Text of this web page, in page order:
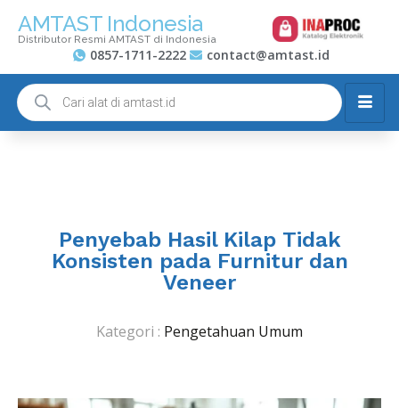
AMTAST Indonesia
Distributor Resmi AMTAST di Indonesia
0857-1711-2222 contact@amtast.id
Penyebab Hasil Kilap Tidak
Konsisten pada Furnitur dan
Veneer
Kategori : Pengetahuan Umum